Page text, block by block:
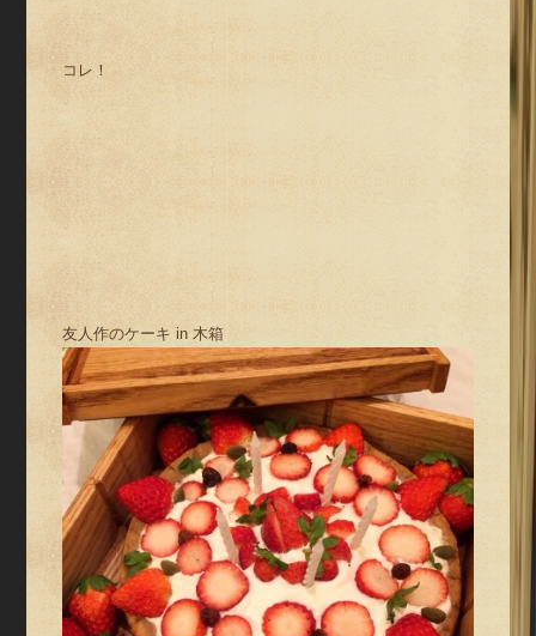
コレ！
友人作のケーキ in 木箱